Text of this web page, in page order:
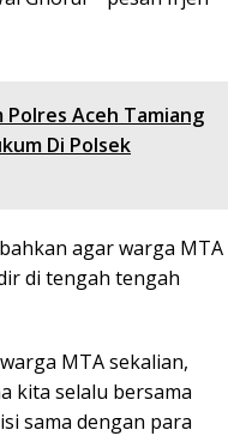
Polres Aceh Tamiang
Di Polsek
agar warga MTA
di tengah tengah
MTA sekalian,
kita selalu bersama
sama dengan para